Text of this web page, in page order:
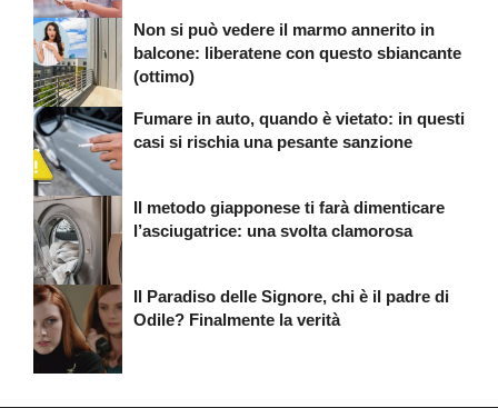
Non si può vedere il marmo annerito in
balcone: liberatene con questo sbiancante
(ottimo)
Fumare in auto, quando è vietato: in questi
casi si rischia una pesante sanzione
Il metodo giapponese ti farà dimenticare
l’asciugatrice: una svolta clamorosa
Il Paradiso delle Signore, chi è il padre di
Odile? Finalmente la verità